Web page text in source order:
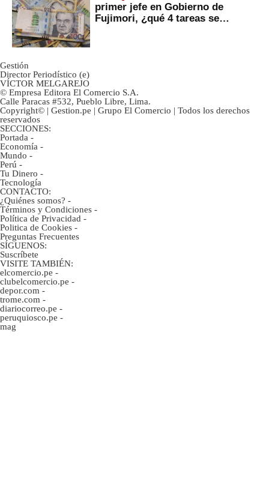
primer jefe en Gobierno de
Fujimori, ¿qué 4 tareas se
Gestión
Director Periodístico (e)
VÍCTOR MELGAREJO
© Empresa Editora El Comercio S.A.
Calle Paracas #532, Pueblo Libre, Lima.
Copyright© | Gestion.pe | Grupo El Comercio | Todos los derechos
reservados
SECCIONES:
Portada -
Economía -
Mundo -
Perú -
Tu Dinero -
Tecnología
CONTACTO:
¿Quiénes somos? -
Términos y Condiciones -
Política de Privacidad -
Politica de Cookies -
Preguntas Frecuentes
SÍGUENOS:
Suscríbete
VISITE TAMBIÉN:
elcomercio.pe -
clubelcomercio.pe -
depor.com -
trome.com -
diariocorreo.pe -
peruquiosco.pe -
mag